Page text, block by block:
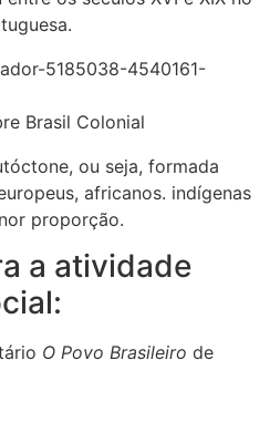
Brasil Colonial
ou seja, formada
africanos. indígenas
proporção.
a atividade
O Povo Brasileirode